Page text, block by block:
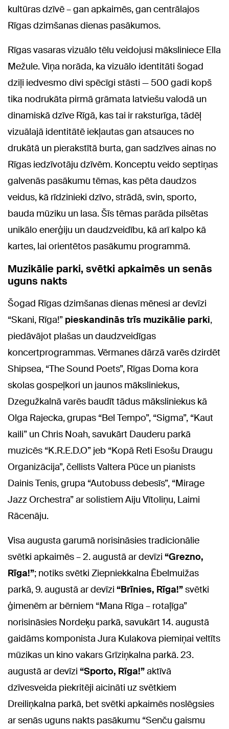
kultūras dzīvē – gan apkaimēs, gan centrālajos
Rīgas dzimšanas dienas pasākumos.
Rīgas vasaras vizuālo tēlu veidojusi māksliniece Ella
Mežule. Viņa norāda, ka vizuālo identitāti šogad
dziļi iedvesmo divi spēcīgi stāsti — 500 gadi kopš
tika nodrukāta pirmā grāmata latviešu valodā un
dinamiskā dzīve Rīgā, kas tai ir raksturīga, tādēļ
vizuālajā identitātē iekļautas gan atsauces no
drukātā un pierakstītā burta, gan sadzīves ainas no
Rīgas iedzīvotāju dzīvēm. Konceptu veido septiņas
galvenās pasākumu tēmas, kas pēta daudzos
veidus, kā rīdzinieki dzīvo, strādā, svin, sporto,
bauda mūziku un lasa. Šīs tēmas parāda pilsētas
unikālo enerģiju un daudzveidību, kā arī kalpo kā
kartes, lai orientētos pasākumu programmā.
Muzikālie parki, svētki apkaimēs un senās
uguns nakts
Šogad Rīgas dzimšanas dienas mēnesi ar devīzi
“Skani, Rīga!” pieskandinās trīs muzikālie parki,
piedāvājot plašas un daudzveidīgas
koncertprogrammas. Vērmanes dārzā varēs dzirdēt
Shipsea, “The Sound Poets”, Rīgas Doma kora
skolas gospeļkori un jaunos māksliniekus,
Dzegužkalnā varēs baudīt tādus māksliniekus kā
Olga Rajecka, grupas “Bel Tempo”, “Sigma”, “Kaut
kaili” un Chris Noah, savukārt Dauderu parkā
muzicēs “K.R.E.D.O” jeb “Kopā Reti Esošu Draugu
Organizācija”, čellists Valtera Pūce un pianists
Dainis Tenis, grupa “Autobuss debesīs”, “Mirage
Jazz Orchestra” ar solistiem Aiju Vītoliņu, Laimi
Rācenāju.
Visa augusta garumā norisināsies tradicionālie
svētki apkaimēs – 2. augustā ar devīzi “Grezno,
Rīga!”; notiks svētki Ziepniekkalna Ēbelmuižas
parkā, 9. augustā ar devīzi “Brīnies, Rīga!”svētki
ģimenēm ar bērniem “Mana Rīga – rotaļīga”
norisināsies Nordeķu parkā, savukārt 14. augustā
gaidāms komponista Jura Kulakova piemiņai veltīts
mūzikas un kino vakars Grīziņkalna parkā. 23.
augustā ar devīzi “Sporto, Rīga!”aktīvā
dzīvesveida piekritēji aicināti uz svētkiem
Dreiliņkalna parkā, bet svētki apkaimēs noslēgsies
ar senās uguns nakts pasākumu “Senču gaismu